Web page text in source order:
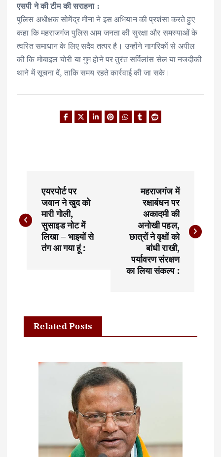
एसपी ने की टीम की सराहना :
पुलिस अधीक्षक सोमेंद्र मीना ने इस अभियान की प्रशंसा करते हुए
कहा कि महराजगंज पुलिस आम जनता की सुरक्षा और समस्याओं के
त्वरित समाधान के लिए सदैव तत्पर है। उन्होंने नागरिकों से अपील
की कि मोबाइल चोरी या गुम होने पर तुरंत सर्विलांस सेल या नजदीकी
थाने में सूचना दें, ताकि समय रहते कार्रवाई की जा सके।
s
g
एयरपोर्ट पर
जवान ने खुद को
मारी गोली,
सुसाइड नोट में
लिखा – भाइयों से
तंग आ गया हूं :
महराजगंज में
रक्षाबंधन पर
अकादमी की
अनोखी पहल,
छात्रों ने वृक्षों को
बांधी राखी,
पर्यावरण संरक्षण
का लिया संकल्प :
Related Posts